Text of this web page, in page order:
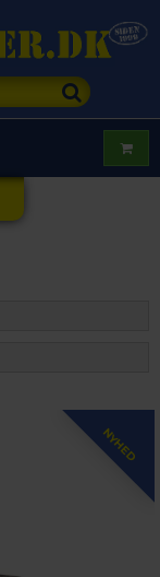
NYHED